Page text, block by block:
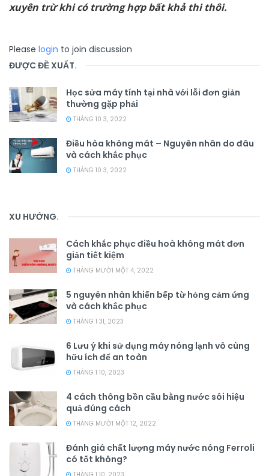
xuyên trừ khi có trường hợp bất khả thi thôi.
Please login to join discussion
ĐƯỢC ĐỀ XUẤT.
Học sửa máy tính tại nhà với lỗi đơn giản
thường gặp phải
THÁNG 10 3, 2022
Điều hòa không mát – Nguyên nhân do đâu
và cách khắc phục
THÁNG 10 3, 2022
XU HƯỚNG.
Cách khắc phục điều hoà không mát đơn
giản tiết kiệm
THÁNG MƯỜI MỘT 4, 2022
5 nguyên nhân khiến bếp từ hỏng cảm ứng
và cách khắc phục
THÁNG 1 31, 2023
6 Lưu ý khi sử dụng máy nóng lạnh vô cùng
hữu ích để an toàn
THÁNG 1 10, 2023
4 cách thông bồn cầu bằng nước sôi hiệu
quả đúng cách
THÁNG MƯỜI MỘT 12, 2022
Đánh giá chất lượng máy nước nóng Ferroli
có tốt không?